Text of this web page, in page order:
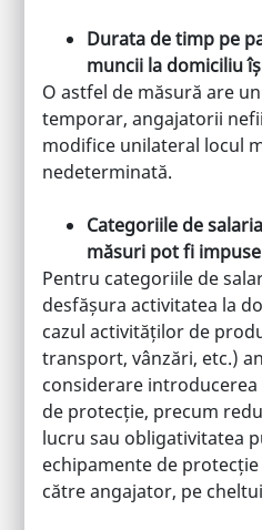
Durata de timp pe
muncii la domiciliu
O astfel de măsură are
temporar, angajatorii
modifice unilateral locul
nedeterminată.
Categoriile de
măsuri pot fi impuse
Pentru categoriile de
desfășura activitatea la
cazul activităților de
transport, vânzări, etc.)
considerare
de protecție, precum
lucru sau obligativitatea
echipamente de
către angajator, pe